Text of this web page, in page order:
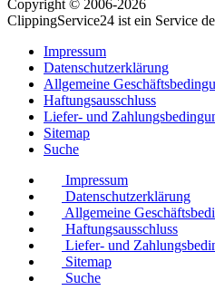
Copyright © 2006-2026
ClippingService24 ist ein Service
Impressum
Datenschutzerklärung
Allgemeine
Haftungsausschluss
Liefer- und
Sitemap
Suche
Impressum
Datenschutzerklärung
Allgemeine
Haftungsausschluss
Liefer- und
Sitemap
Suche